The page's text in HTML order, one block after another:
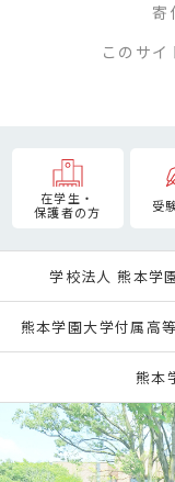
寄
このサイ
在学生・
保護者の方
受
学校法人 熊本学
熊本学園大学付属高
熊本